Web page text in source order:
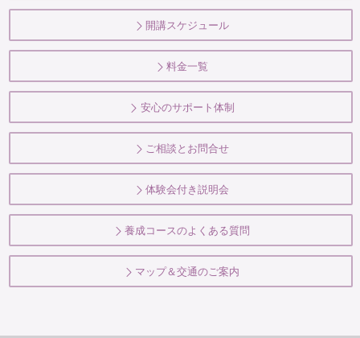
開講スケジュール
料金一覧
安心のサポート体制
ご相談とお問合せ
体験会付き説明会
養成コースのよくある質問
マップ＆交通のご案内